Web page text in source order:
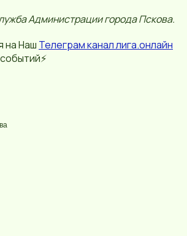
Администрации города Пскова.
на Наш Телеграм канал лига.онлайн